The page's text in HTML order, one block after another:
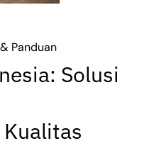
Panduan
Solusi